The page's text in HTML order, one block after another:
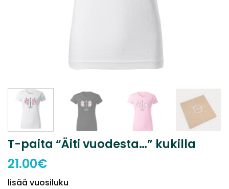
T-paita “Äiti vuodesta…” kukilla
21.00€
lisää vuosiluku